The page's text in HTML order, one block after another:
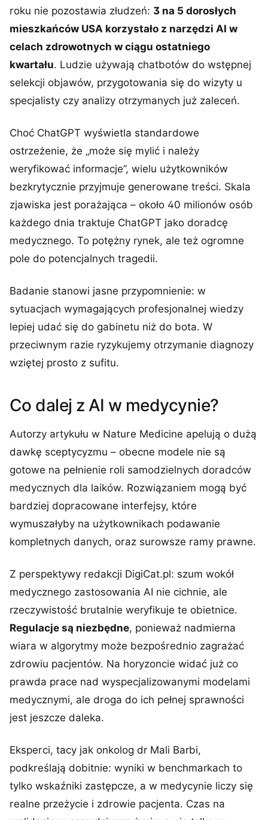
roku nie pozostawia złudzeń: 3 na 5 dorosłych
mieszkańców USA korzystało z narzędzi AI w
celach zdrowotnych w ciągu ostatniego
kwartału. Ludzie używają chatbotów do wstępnej
selekcji objawów, przygotowania się do wizyty u
specjalisty czy analizy otrzymanych już zaleceń.
Choć ChatGPT wyświetla standardowe
ostrzeżenie, że „może się mylić i należy
weryfikować informacje”, wielu użytkowników
bezkrytycznie przyjmuje generowane treści. Skala
zjawiska jest porażająca – około 40 milionów osób
każdego dnia traktuje ChatGPT jako doradcę
medycznego. To potężny rynek, ale też ogromne
pole do potencjalnych tragedii.
Badanie stanowi jasne przypomnienie: w
sytuacjach wymagających profesjonalnej wiedzy
lepiej udać się do gabinetu niż do bota. W
przeciwnym razie ryzykujemy otrzymanie diagnozy
wziętej prosto z sufitu.
Co dalej z AI w medycynie?
Autorzy artykułu w Nature Medicine apelują o dużą
dawkę sceptycyzmu – obecne modele nie są
gotowe na pełnienie roli samodzielnych doradców
medycznych dla laików. Rozwiązaniem mogą być
bardziej dopracowane interfejsy, które
wymuszałyby na użytkownikach podawanie
kompletnych danych, oraz surowsze ramy prawne.
Z perspektywy redakcji DigiCat.pl: szum wokół
medycznego zastosowania AI nie cichnie, ale
rzeczywistość brutalnie weryfikuje te obietnice.
Regulacje są niezbędne, ponieważ nadmierna
wiara w algorytmy może bezpośrednio zagrażać
zdrowiu pacjentów. Na horyzoncie widać już co
prawda prace nad wyspecjalizowanymi modelami
medycznymi, ale droga do ich pełnej sprawności
jest jeszcze daleka.
Eksperci, tacy jak onkolog dr Mali Barbi,
podkreślają dobitnie: wyniki w benchmarkach to
tylko wskaźniki zastępcze, a w medycynie liczy się
realne przeżycie i zdrowie pacjenta. Czas na